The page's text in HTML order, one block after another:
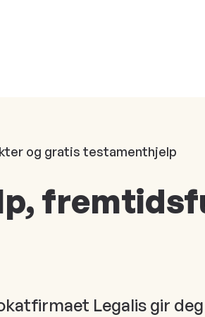
og gratis testamenthjelp
Legalis gir